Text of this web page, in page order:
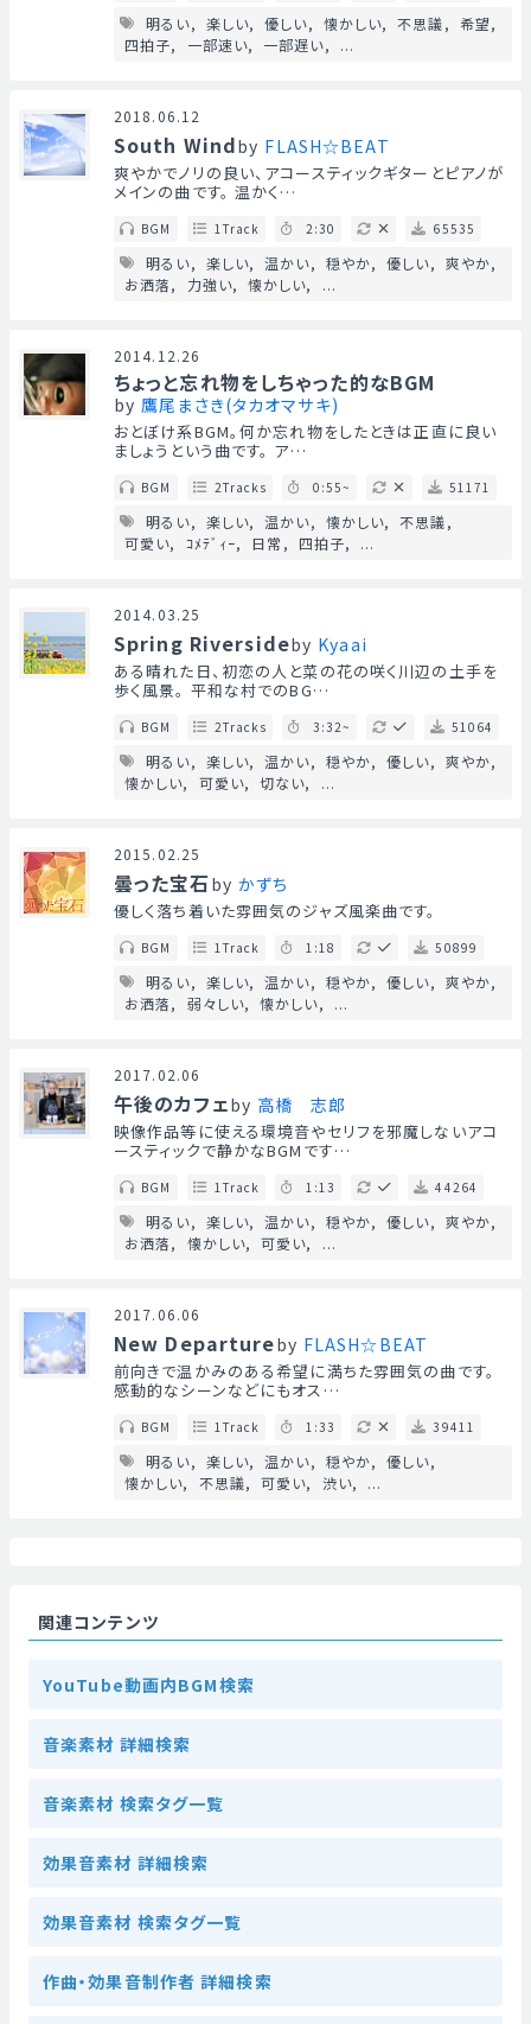
明るい 楽しい 優しい 懐かしい 不思議
希望
四拍子
一部速い 一部遅い ...
2018.06.12
South Windby FLASH☆BEAT
爽やかでノリの良い、アコースティックギターとピアノが
メインの曲です。 温かく…
BGM 1Track 2:30 65535
明るい 楽しい 温かい 穏やか 優しい
爽やか
お洒落
力強い 懐かしい ...
2014.12.26
ちょっと忘れ物をしちゃった的なBGM
by 鷹尾まさき(タカオマサキ)
おとぼけ系BGM。何か忘れ物をしたときは正直に良い
ましょうという曲です。 ア…
BGM 2Tracks 0:55~ 51171
明るい 楽しい 温かい 懐かしい
不思議
可愛い
ｺﾒﾃﾞｨｰ 日常 四拍子 ...
2014.03.25
Spring Riversideby Kyaai
ある晴れた日、初恋の人と菜の花の咲く川辺の土手を
歩く風景。 平和な村でのBG…
BGM 2Tracks 3:32~ 51064
明るい 楽しい 温かい 穏やか 優しい
爽やか
懐かしい
可愛い 切ない ...
2015.02.25
曇った宝石 by かずち
優しく落ち着いた雰囲気のジャズ風楽曲です。
BGM 1Track 1:18 50899
明るい 楽しい 温かい 穏やか 優しい
爽やか
お洒落
弱々しい 懐かしい ...
2017.02.06
午後のカフェby 高橋 志郎
映像作品等に使える環境音やセリフを邪魔しないアコ
ースティックで静かなBGMです…
BGM 1Track 1:13 44264
明るい 楽しい 温かい 穏やか 優しい
爽やか
お洒落
懐かしい 可愛い ...
2017.06.06
New Departureby FLASH☆BEAT
前向きで温かみのある希望に満ちた雰囲気の曲です。
感動的なシーンなどにもオス…
BGM 1Track 1:33 39411
明るい 楽しい 温かい 穏やか
優しい
懐かしい
不思議 可愛い 渋い ...
関連コンテンツ
YouTube動画内BGM検索
音楽素材 詳細検索
音楽素材 検索タグ一覧
効果音素材 詳細検索
効果音素材 検索タグ一覧
作曲・効果音制作者 詳細検索